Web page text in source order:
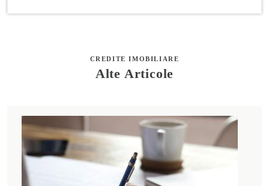
CREDITE IMOBILIARE
Alte Articole